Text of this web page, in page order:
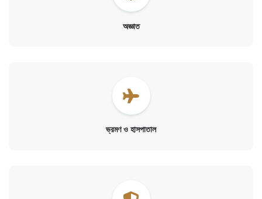
অজ্ঞাত
ভ্রমণ ও হাসপাতাল